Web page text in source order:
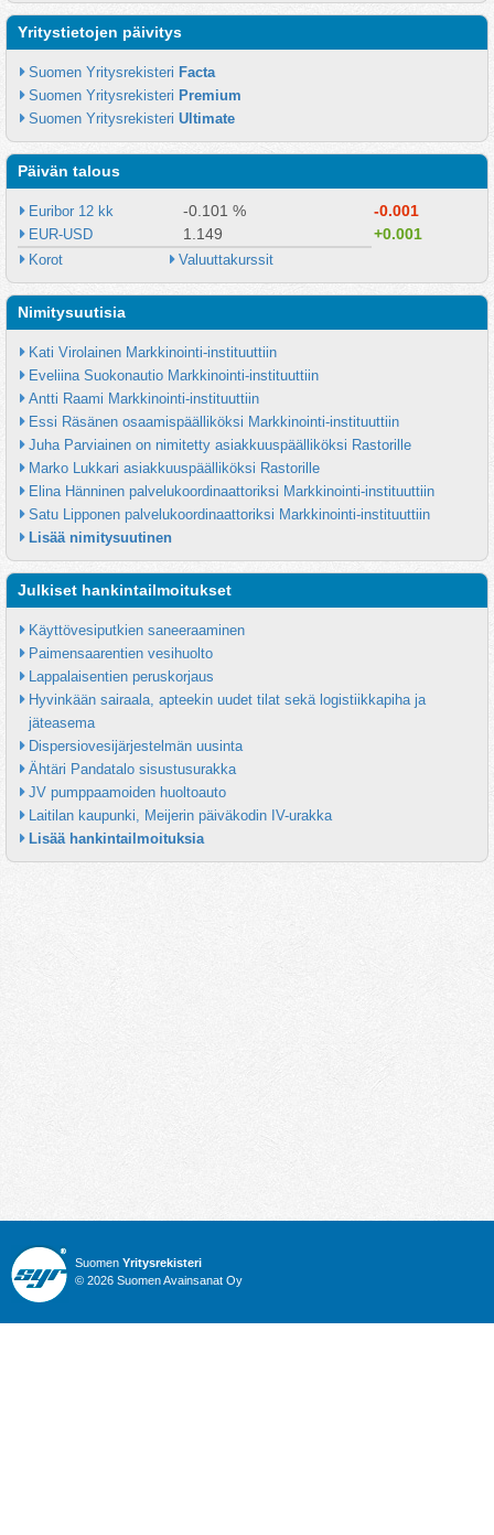
Yritystietojen päivitys
Suomen Yritysrekisteri Facta
Suomen Yritysrekisteri Premium
Suomen Yritysrekisteri Ultimate
Päivän talous
Euribor 12 kk -0.101 % -0.001
EUR-USD 1.149 +0.001
Korot Valuuttakurssit
Nimitysuutisia
Kati Virolainen Markkinointi-instituuttiin
Eveliina Suokonautio Markkinointi-instituuttiin
Antti Raami Markkinointi-instituuttiin
Essi Räsänen osaamispäälliköksi Markkinointi-instituuttiin
Juha Parviainen on nimitetty asiakkuuspäälliköksi Rastorille
Marko Lukkari asiakkuuspäälliköksi Rastorille
Elina Hänninen palvelukoordinaattoriksi Markkinointi-instituuttiin
Satu Lipponen palvelukoordinaattoriksi Markkinointi-instituuttiin
Lisää nimitysuutinen
Julkiset hankintailmoitukset
Käyttövesiputkien saneeraaminen
Paimensaarentien vesihuolto
Lappalaisentien peruskorjaus
Hyvinkään sairaala, apteekin uudet tilat sekä logistiikkapiha ja
jäteasema
Dispersiovesijärjestelmän uusinta
Ähtäri Pandatalo sisustusurakka
JV pumppaamoiden huoltoauto
Laitilan kaupunki, Meijerin päiväkodin IV-urakka
Lisää hankintailmoituksia
Suomen Yritysrekisteri
© 2026 Suomen Avainsanat Oy